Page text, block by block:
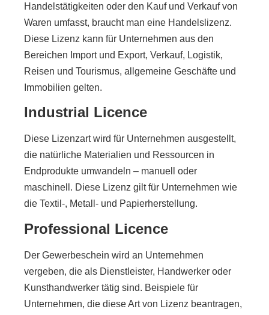
Handelstätigkeiten oder den Kauf und Verkauf von
Waren umfasst, braucht man eine Handelslizenz.
Diese Lizenz kann für Unternehmen aus den
Bereichen Import und Export, Verkauf, Logistik,
Reisen und Tourismus, allgemeine Geschäfte und
Immobilien gelten.
Industrial Licence
Diese Lizenzart wird für Unternehmen ausgestellt,
die natürliche Materialien und Ressourcen in
Endprodukte umwandeln – manuell oder
maschinell. Diese Lizenz gilt für Unternehmen wie
die Textil-, Metall- und Papierherstellung.
Professional Licence
Der Gewerbeschein wird an Unternehmen
vergeben, die als Dienstleister, Handwerker oder
Kunsthandwerker tätig sind. Beispiele für
Unternehmen, die diese Art von Lizenz beantragen,